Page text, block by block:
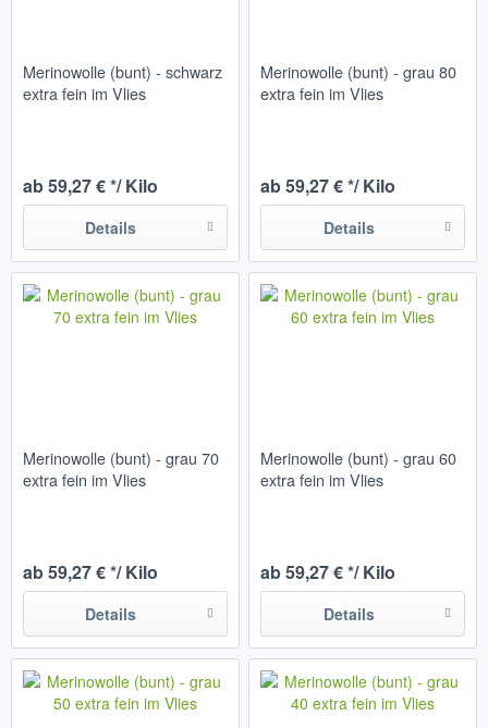
Merinowolle (bunt) - schwarz
extra fein im Vlies
ab 59,27 € */ Kilo
Details
Merinowolle (bunt) - grau 80
extra fein im Vlies
ab 59,27 € */ Kilo
Details
Merinowolle (bunt) - grau 70
extra fein im Vlies
ab 59,27 € */ Kilo
Details
Merinowolle (bunt) - grau 60
extra fein im Vlies
ab 59,27 € */ Kilo
Details